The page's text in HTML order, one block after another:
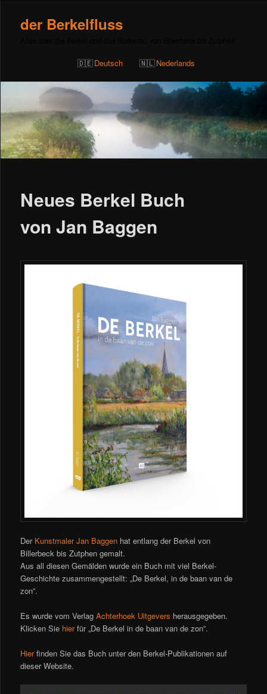
der Berkelfluss
Deutsch Nederlands
Neues Berkel Buch
von Jan Baggen
Der Kunstmaler Jan Baggen hat entlang der Berkel von
Billerbeck bis Zutphen gemalt.
Aus all diesen Gemälden wurde ein Buch mit viel Berkel-
Geschichte zusammengestellt: „De Berkel, in de baan van de
zon”.
Es wurde vom VerlagAchterhoek Uitgevers herausgegeben.
Klicken Sie hierfür „De Berkel in de baan van de zon”.
Hierfinden Sie das Buch unter den Berkel-Publikationen auf
dieser Website.